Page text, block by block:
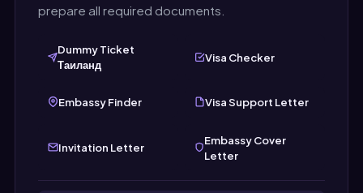
prepare all required documents.
Dummy Ticket
Таиланд
Visa Checker
Embassy Finder Visa Support Letter
Invitation Letter
Embassy Cover
Letter